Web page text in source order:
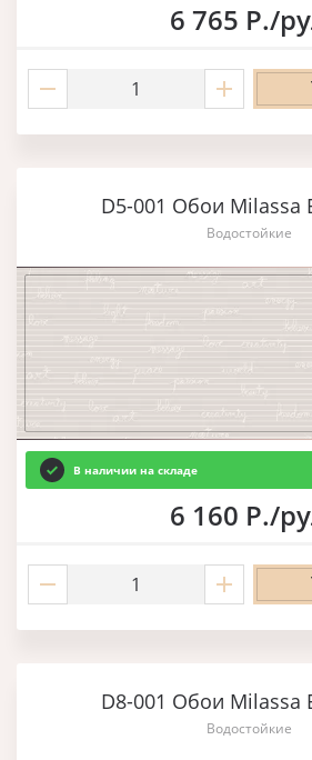
6 765 Р./
D5-001 Обои Milassa
Водостойкие
В наличии на складе
6 160 Р./
D8-001 Обои Milassa
Водостойкие